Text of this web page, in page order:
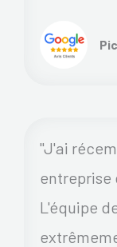
"J'ai
entreprise
L'équipe